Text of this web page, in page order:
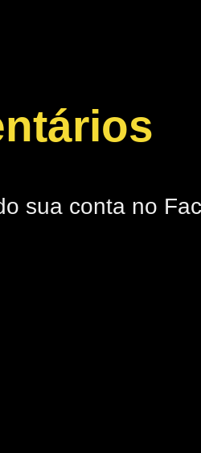
sua conta no